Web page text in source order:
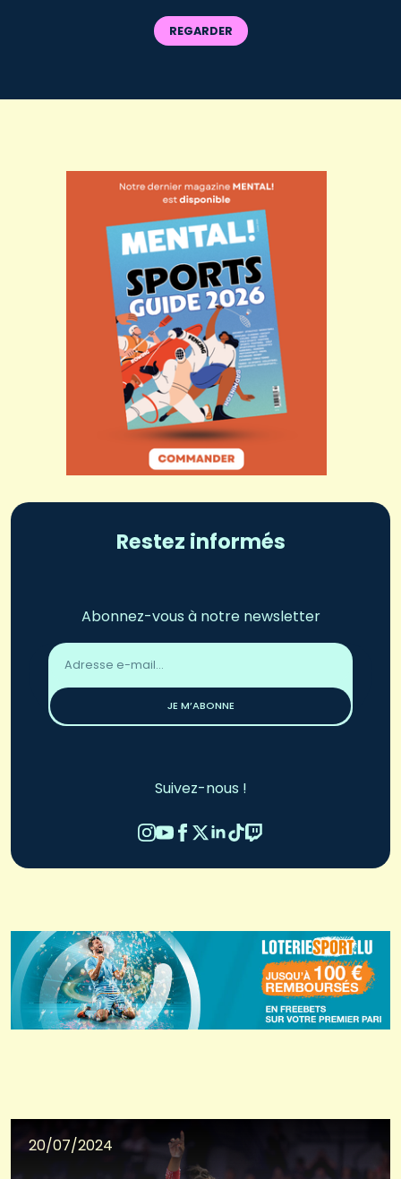
REGARDER
Restez informés
Abonnez-vous à notre newsletter
Adresse
email
JE M’ABONNE
Suivez-nous !
20/07/2024